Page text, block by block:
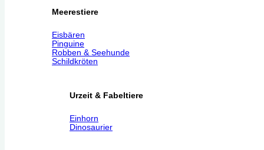
Meerestiere
Eisbären
Pinguine
Robben & Seehunde
Schildkröten
Urzeit & Fabeltiere
Einhorn
Dinosaurier